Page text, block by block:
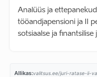
Analüüs ja
tööandjapensioni ja II
sotsiaalse ja
Allikas: